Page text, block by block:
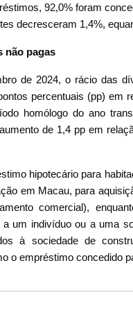
92,0% foram
decresceram 1,4%,
não pagas
de 2024, o rácio das
percentuais (pp) em
homólogo do ano
de 1,4 pp em
hipotecário para
em Macau, para
comercial),
um indivíduo ou a uma
à sociedade de
o empréstimo concedido